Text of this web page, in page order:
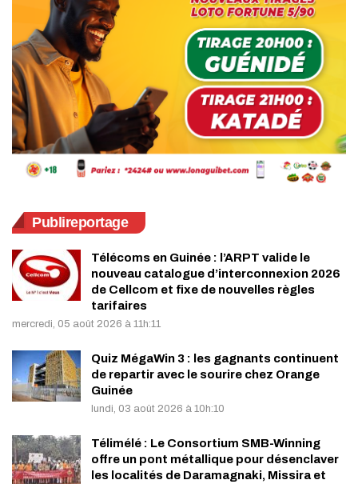
Publireportage
Télécoms en Guinée : l’ARPT valide le
nouveau catalogue d’interconnexion 2026
de Cellcom et fixe de nouvelles règles
tarifaires
mercredi, 05 août 2026 à 11h:11
Quiz MégaWin 3 : les gagnants continuent
de repartir avec le sourire chez Orange
Guinée
lundi, 03 août 2026 à 10h:10
Télimélé : Le Consortium SMB-Winning
offre un pont métallique pour désenclaver
les localités de Daramagnaki, Missira et